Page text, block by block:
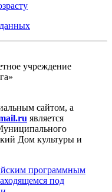
учреждение
сайтом, а
является
Дом культуры и
программным
под